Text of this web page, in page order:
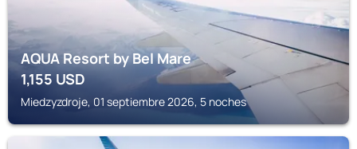
AQUA Resort by Bel Mare
1,155USD
Miedzyzdroje, 01 septiembre 2026, 5 noches